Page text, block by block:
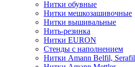
Нитки обувные
Нитки мешкозашивочные
Нитки вышивальные
Нить-резинка
Нитки EURON
Стенды с наполнением
Нитки Amann Belfil, Serafil